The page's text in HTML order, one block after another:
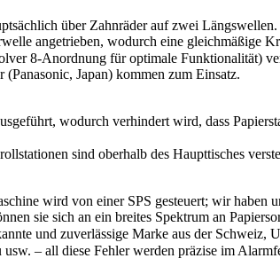
über Zahnräder auf zwei
angetrieben, wodurch eine gleichmäßige
8-Anordnung für optimale Funktionalität)
Japan) kommen zum Einsatz.
wodurch verhindert wird, dass
sind oberhalb des Haupttisches
wird von einer SPS gesteuert; wir
sie sich an ein breites Spektrum an
und zuverlässige Marke aus der Schweiz,
– all diese Fehler werden präzise im